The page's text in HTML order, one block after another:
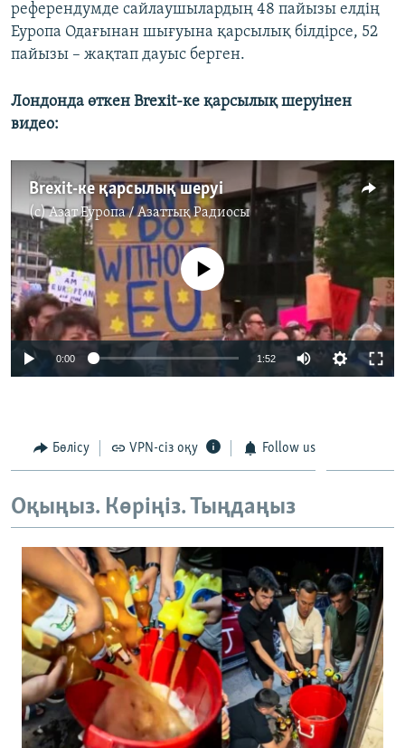
референдумде сайлаушылардың 48 пайызы елдің
Еуропа Одағынан шығуына қарсылық білдірсе, 52
пайызы – жақтап дауыс берген.
Лондонда өткен Brexit-ке қарсылық шеруінен
видео:
Brexit-ке қарсылық шеруі
(c)Азат Еуропа / Азаттық Радиосы
No media source currently available
0:00 1:52
Бөлісу VPN-сіз оқу Follow us
Оқыңыз. Көріңіз. Тыңдаңыз